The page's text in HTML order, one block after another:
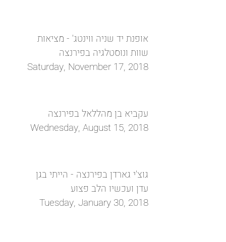
אופנת יד שניה ווינטג' - מציאות
שוות ונוסטלגיה בפירנצה
Saturday, November 17, 2018
עקביא בן מהללאל בפירנצה
Wednesday, August 15, 2018
גוצ'י גארדן בפירנצה - הייתי בגן
עדן ועכשיו הלב פצוע
Tuesday, January 30, 2018